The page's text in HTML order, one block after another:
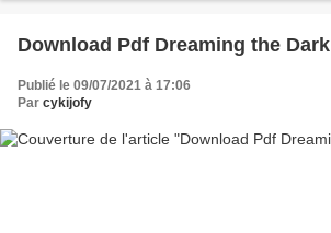
Download Pdf Dreaming the Dark
Publié le 09/07/2021 à 17:06
Par cykijofy